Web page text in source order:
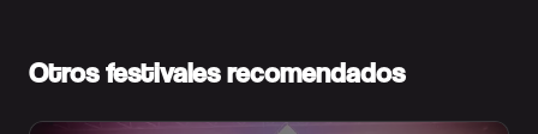
Otros festivales recomendados